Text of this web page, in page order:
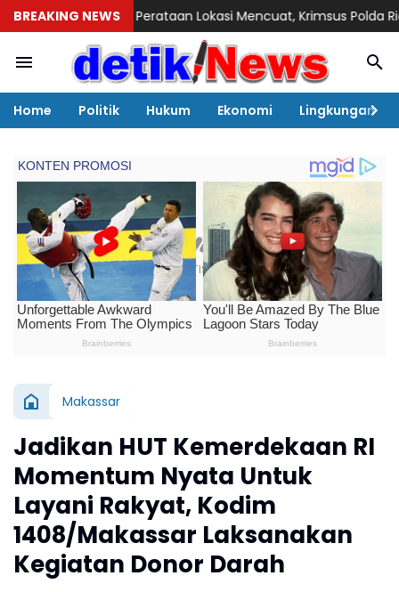
BREAKING NEWS
Perataan Lokasi Mencuat, Krimsus Polda Riau Akan Tinjauan
Home Politik Hukum Ekonomi Lingkungan
Makassar
Jadikan HUT Kemerdekaan RI
Momentum Nyata Untuk
Layani Rakyat, Kodim
1408/Makassar Laksanakan
Kegiatan Donor Darah